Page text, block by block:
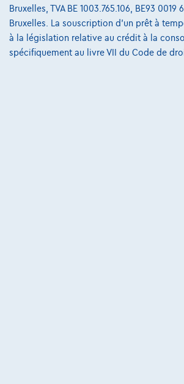
Bruxelles, TVA BE 1003.765.106, BE93 0019
Bruxelles. La souscription d'un prêt à
à la législation relative au crédit à la
spécifiquement au livre VII du Code de